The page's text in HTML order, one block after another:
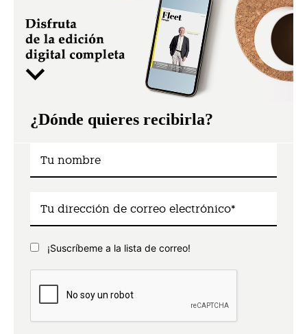
¿Dónde quieres recibirla?
¡Suscríbeme a la lista de correo!